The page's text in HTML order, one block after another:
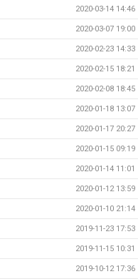
2020-03-14 14:46
2020-03-07 19:00
2020-02-23 14:33
2020-02-15 18:21
2020-02-08 18:45
2020-01-18 13:07
2020-01-17 20:27
2020-01-15 09:19
2020-01-14 11:01
2020-01-12 13:59
2020-01-10 21:14
2019-11-23 17:53
2019-11-15 10:31
2019-10-12 17:36